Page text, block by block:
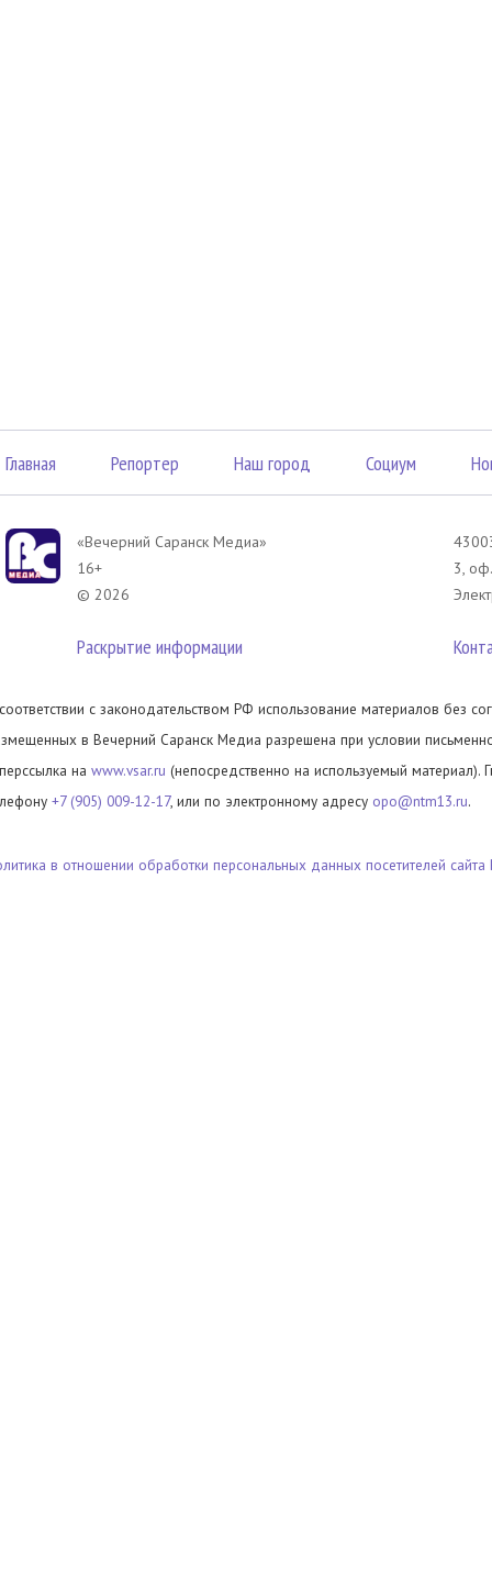
Главная Репортер Наш город Социум
«Вечерний Саранск Mедиа»
16+
© 2026
Раскрытие информации
3,
с законодательством РФ использование материалов без
в Вечерний Саранск Медиа разрешена при условии
на www.vsar.ru (непосредственно на используемый материал).
+7 (905) 009-12-17, или по электронному адресу opo@ntm13.ru.
в отношении обработки персональных данных посетителей